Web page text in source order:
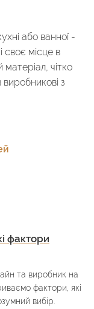
або ванної -
своє місце в
чітко
з
фактори
та виробник на
фактори, які
вибір.